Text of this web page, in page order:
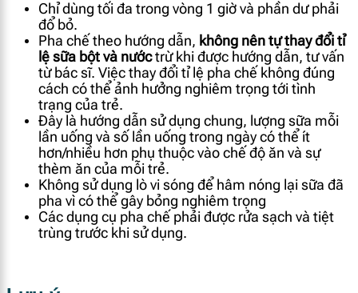
Chỉ dùng tối đa trong vòng 1 giờ và phần dư phải
đổ bỏ.
Pha chế theo hướng dẫn, không nên tự thay đổi tỉ
lệ sữa bột và nước trừ khi được hướng dẫn, tư vấn
từ bác sĩ. Việc thay đổi tỉ lệ pha chế không đúng
cách có thể ảnh hưởng nghiêm trọng tới tình
trạng của trẻ.
Đây là hướng dẫn sử dụng chung, lượng sữa mỗi
lần uống và số lần uống trong ngày có thể ít
hơn/nhiều hơn phụ thuộc vào chế độ ăn và sự
thèm ăn của mỗi trẻ.
Không sử dụng lò vi sóng để hâm nóng lại sữa đã
pha vì có thể gây bỏng nghiêm trọng
Các dụng cụ pha chế phải được rửa sạch và tiệt
trùng trước khi sử dụng.